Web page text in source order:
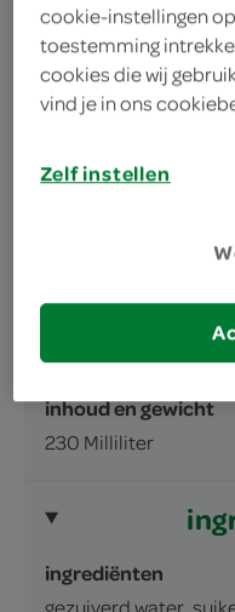
drink een
perfect als zoet
inhoud en gewicht
230 Milliliter
ingrediënten
gezuiverd water,
cookie-instellingen
toestemming
cookies die wij
vind je in ons
Zelf instellen